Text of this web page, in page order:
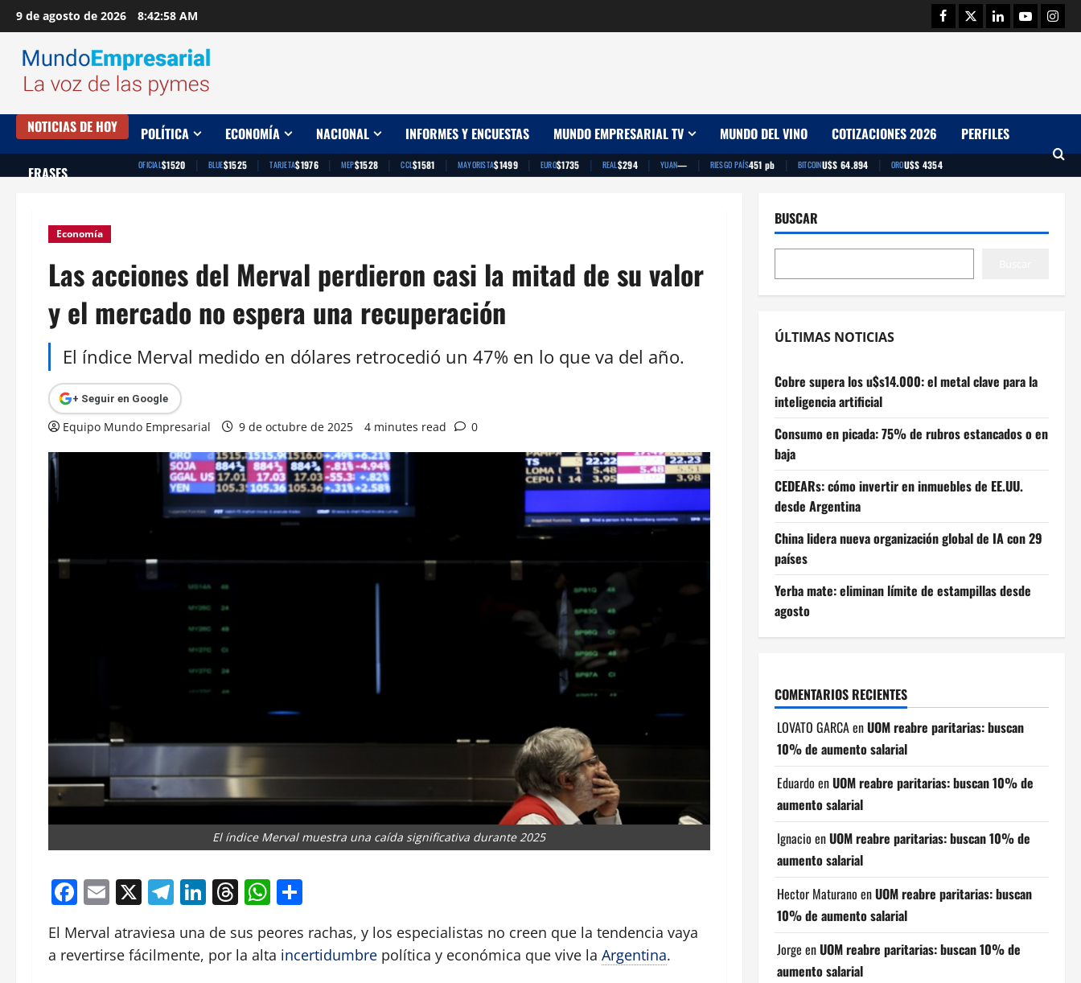
Saltar
al
contenido
9 de agosto de 2026 8:42:59 AM Facebook
TwitterLinkedinYoutube
NOTICIAS DE HOY POLÍTICA ECONOMÍA NACIONAL INFORMES Y ENCUESTAS MUNDO EMPRESARIAL TV MUNDO DEL VINO COTIZACIONES 2026 PERFILES
FRASES OFICIAL$1520 | BLUE$1525 | TARJETA$1976 | MEP$1528 | CCL$1581 | MAYORISTA$1499 | EURO$1735 | REAL$294 | YUAN— | RIESGO PAÍS451 pb | BITCOINU$S 64.894 | OROU$S 4354
Economía
Las acciones del Merval perdieron casi la mitad de su valor
y el mercado no espera una recuperación
El índice Merval medido en dólares retrocedió un 47% en lo que va del año.
+ Seguir en Google
Equipo Mundo Empresarial 9 de octubre de 2025 4 minutes read 0
El índice Merval muestra una caída significativa durante 2025
Facebook
Email
X Telegram
LinkedIn
Threads
WhatsApp
El Merval atraviesa una de sus peores rachas, y los especialistas no creen que la tendencia vaya
a revertirse fácilmente, por la alta incertidumbre política y económica que vive la Argentina.
BUSCAR
ÚLTIMAS NOTICIAS
Cobre supera los u$s14.000: el metal clave para la
inteligencia artificial
Consumo en picada: 75% de rubros estancados o en
baja
CEDEARs: cómo invertir en inmuebles de EE.UU.
desde Argentina
China lidera nueva organización global de IA con 29
países
Yerba mate: eliminan límite de estampillas desde
agosto
COMENTARIOS RECIENTES
LOVATO GARCAenUOM reabre paritarias: buscan
10% de aumento salarial
Eduardo enUOM reabre paritarias: buscan 10% de
aumento salarial
Ignacio enUOM reabre paritarias: buscan 10% de
aumento salarial
Hector Maturano enUOM reabre paritarias: buscan
10% de aumento salarial
Jorge enUOM reabre paritarias: buscan 10% de
aumento salarial